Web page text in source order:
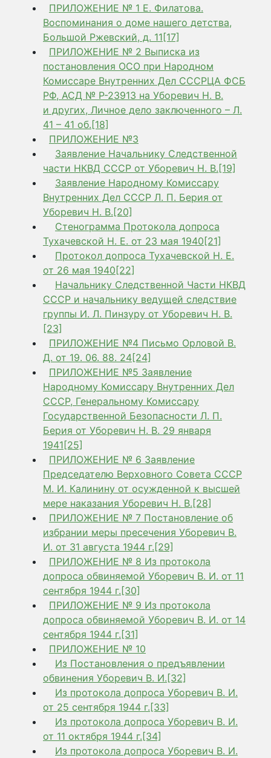
ПРИЛОЖЕНИЕ № 1 Е. Филатова.
Воспоминания о доме нашего детства,
Большой Ржевский, д. 11[17]
ПРИЛОЖЕНИЕ № 2 Выписка из
постановления ОСО при Народном
Комиссаре Внутренних Дел СССРЦА ФСБ
РФ, АСД № Р-23913 на Уборевич Н. В.
и других, Личное дело заключенного – Л.
41 – 41 об.[18]
ПРИЛОЖЕНИЕ №3
Заявление Начальнику Следственной
части НКВД СССР от Уборевич Н. В.[19]
Заявление Народному Комиссару
Внутренних Дел СССР Л. П. Берия от
Уборевич Н. В.[20]
Стенограмма Протокола допроса
Тухачевской Н. Е. от 23 мая 1940[21]
Протокол допроса Тухачевской Н. Е.
от 26 мая 1940[22]
Начальнику Следственной Части НКВД
СССР и начальнику ведущей следствие
группы И. Л. Пинзуру от Уборевич Н. В.
[23]
ПРИЛОЖЕНИЕ №4 Письмо Орловой В.
Д. от 19. 06. 88. 24[24]
ПРИЛОЖЕНИЕ №5 Заявление
Народному Комиссару Внутренних Дел
СССР, Генеральному Комиссару
Государственной Безопасности Л. П.
Берия от Уборевич Н. В. 29 января
1941[25]
ПРИЛОЖЕНИЕ № 6 Заявление
Председателю Верховного Совета СССР
М. И. Калинину от осужденной к высшей
мере наказания Уборевич Н. В.[28]
ПРИЛОЖЕНИЕ № 7 Постановление об
избрании меры пресечения Уборевич В.
И. от 31 августа 1944 г.[29]
ПРИЛОЖЕНИЕ № 8 Из протокола
допроса обвиняемой Уборевич В. И. от 11
сентября 1944 г.[30]
ПРИЛОЖЕНИЕ № 9 Из протокола
допроса обвиняемой Уборевич В. И. от 14
сентября 1944 г.[31]
ПРИЛОЖЕНИЕ № 10
Из Постановления о предъявлении
обвинения Уборевич В. И.[32]
Из протокола допроса Уборевич В. И.
от 25 сентября 1944 г.[33]
Из протокола допроса Уборевич В. И.
от 11 октября 1944 г.[34]
Из протокола допроса Уборевич В. И.